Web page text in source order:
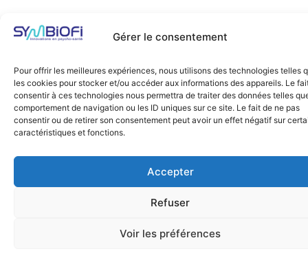
Gérer le consentement
Pour offrir les meilleures expériences, nous utilisons des technologies telles
les cookies pour stocker et/ou accéder aux informations des appareils. Le
consentir à ces technologies nous permettra de traiter des données telles
comportement de navigation ou les ID uniques sur ce site. Le fait de ne pas
consentir ou de retirer son consentement peut avoir un effet négatif sur
caractéristiques et fonctions.
Accepter
Refuser
Voir les préférences
0